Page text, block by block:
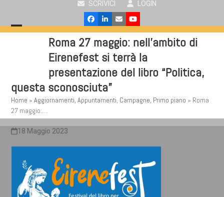
content
SCRIVICI LOGIN
Facebook
LinkedIn
EmailYouTube
Roma 27 maggio: nell’ambito di
Eirenefest si terrà la
presentazione del libro “Politica,
questa sconosciuta”
Home »Aggiornamenti,Appuntamenti, Campagne, Primo piano » Roma
27 maggio:…
18 Maggio 2023